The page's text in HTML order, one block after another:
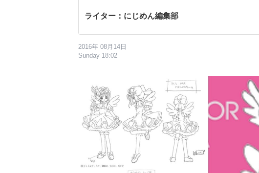
ライター：にじめん編集部
2016年 08月14日
Sunday 18:02